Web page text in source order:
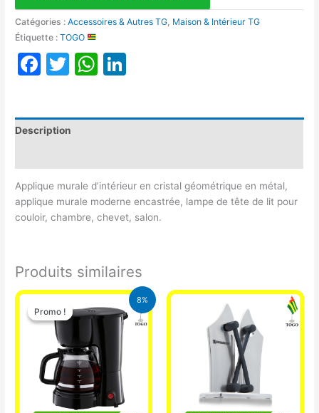
Catégories :Accessoires & Autres TG Maison & Intérieur TG
Étiquette :TOGO
Facebook
TwitterWhatsApp
Description
Applique murale d’intérieur en cristal géométrique en métal,
applique murale moderne encastrée, lampe de tête de lit pour
couloir, chambre, chevet, salon.
Produits similaires
8%
Promo !
Promo !
Le
prix
initial
25.000 CFA.
Le
prix
actuel
est :
23.000 CFA.